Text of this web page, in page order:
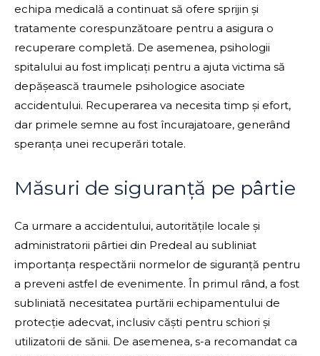
echipa medicală a continuat să ofere sprijin și
tratamente corespunzătoare pentru a asigura o
recuperare completă. De asemenea, psihologii
spitalului au fost implicați pentru a ajuta victima să
depășească traumele psihologice asociate
accidentului. Recuperarea va necesita timp și efort,
dar primele semne au fost încurajatoare, generând
speranța unei recuperări totale.
Măsuri de siguranță pe pârtie
Ca urmare a accidentului, autoritățile locale și
administratorii pârtiei din Predeal au subliniat
importanța respectării normelor de siguranță pentru
a preveni astfel de evenimente. În primul rând, a fost
subliniată necesitatea purtării echipamentului de
protecție adecvat, inclusiv căști pentru schiori și
utilizatorii de sănii. De asemenea, s-a recomandat ca